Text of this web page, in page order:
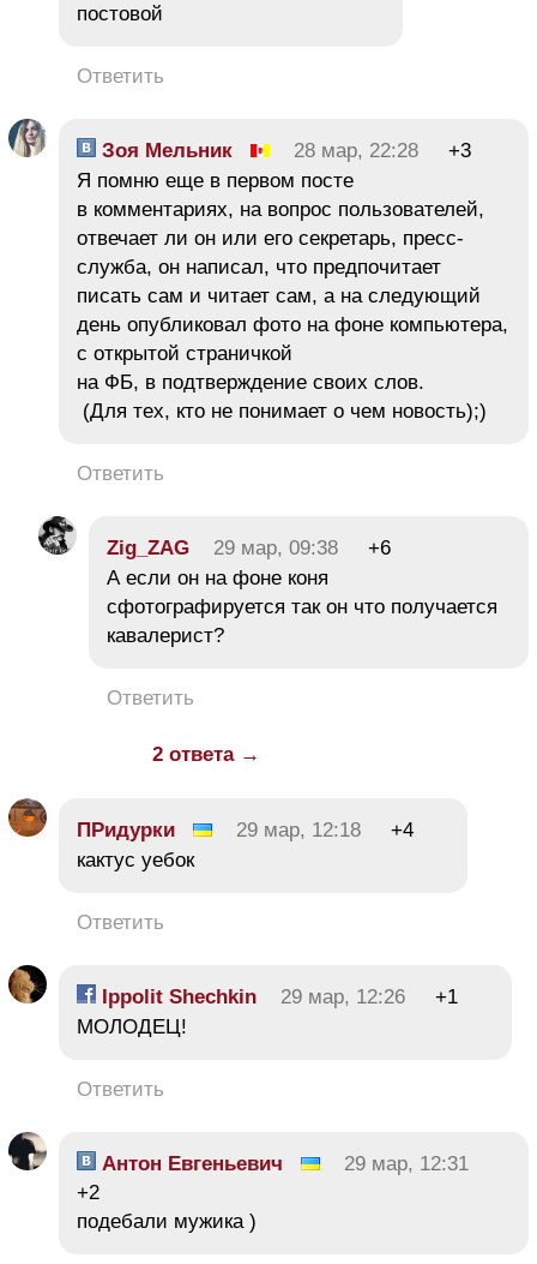
постовой
Ответить
Зоя Мельник 28 мар, 22:28
+3
Я помню еще в первом посте
в комментариях, на вопрос пользователей,
отвечает ли он или его секретарь, пресс-
служба, он написал, что предпочитает
писать сам и читает сам, а на следующий
день опубликовал фото на фоне компьютера,
с открытой страничкой
на ФБ, в подтверждение своих слов.
(Для тех, кто не понимает о чем новость);)
Ответить
Zig_ZAG 29 мар, 09:38
+6
А если он на фоне коня
сфотографируется так он что получается
кавалерист?
Ответить
2 ответа →
ПРидурки 29 мар, 12:18
+4
кактус уебок
Ответить
Ippolit Shechkin 29 мар, 12:26
+1
МОЛОДЕЦ!
Ответить
Антон Евгеньевич
29 мар, 12:31
+2
подебали мужика )